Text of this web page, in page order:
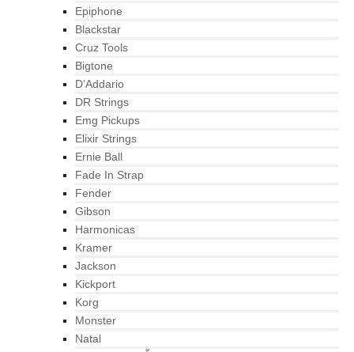
Epiphone
Blackstar
Cruz Tools
Bigtone
D’Addario
DR Strings
Emg Pickups
Elixir Strings
Ernie Ball
Fade In Strap
Fender
Gibson
Harmonicas
Kramer
Jackson
Kickport
Korg
Monster
Natal